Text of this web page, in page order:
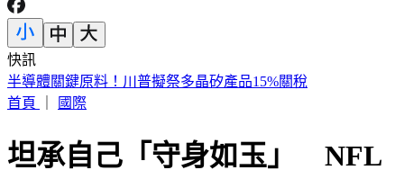
快訊
美股反彈藏隱憂？專家示警「恐重演1987年崩盤慘況」
首頁
國際
坦承自己「守身如玉」 NFL